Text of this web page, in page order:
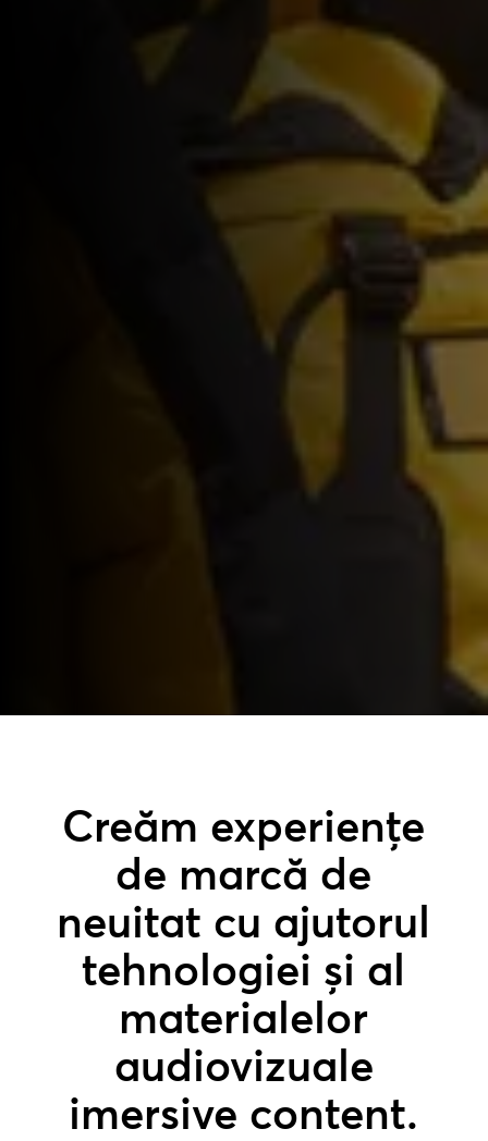
Creăm experiențe
de marcă de
neuitat cu ajutorul
tehnologiei și al
materialelor
audiovizuale
imersive content.